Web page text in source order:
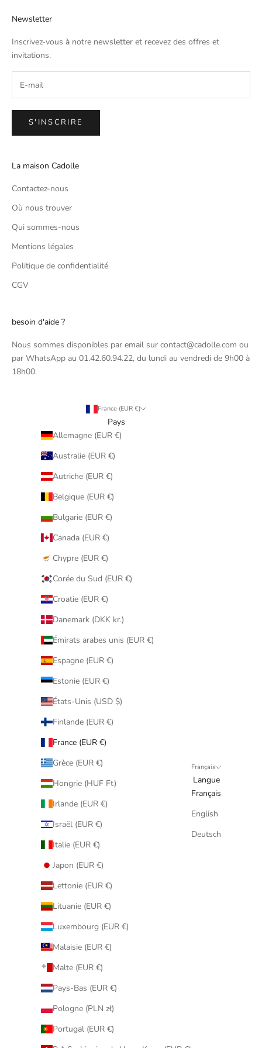
Newsletter
Inscrivez-vous à notre newsletter et recevez des offres et
invitations.
S'INSCRIRE
La maison Cadolle
Contactez-nous
Où nous trouver
Qui sommes-nous
Mentions légales
Politique de confidentialité
CGV
besoin d'aide ?
Nous sommes disponibles par email sur contact@cadolle.com ou
par WhatsApp au 01.42.60.94.22, du lundi au vendredi de 9h00 à
18h00.
France (EUR €)
Pays
Allemagne (EUR €)
Australie (EUR €)
Autriche (EUR €)
Belgique (EUR €)
Bulgarie (EUR €)
Canada (EUR €)
Chypre (EUR €)
Corée du Sud (EUR €)
Croatie (EUR €)
Danemark (DKK kr.)
Émirats arabes unis (EUR €)
Espagne (EUR €)
Estonie (EUR €)
États-Unis (USD $)
Finlande (EUR €)
France (EUR €)
Grèce (EUR €)
Hongrie (HUF Ft)
Irlande (EUR €)
Israël (EUR €)
Italie (EUR €)
Japon (EUR €)
Lettonie (EUR €)
Lituanie (EUR €)
Luxembourg (EUR €)
Malaisie (EUR €)
Malte (EUR €)
Pays-Bas (EUR €)
Pologne (PLN zł)
Portugal (EUR €)
Français
Langue
Français
English
Deutsch